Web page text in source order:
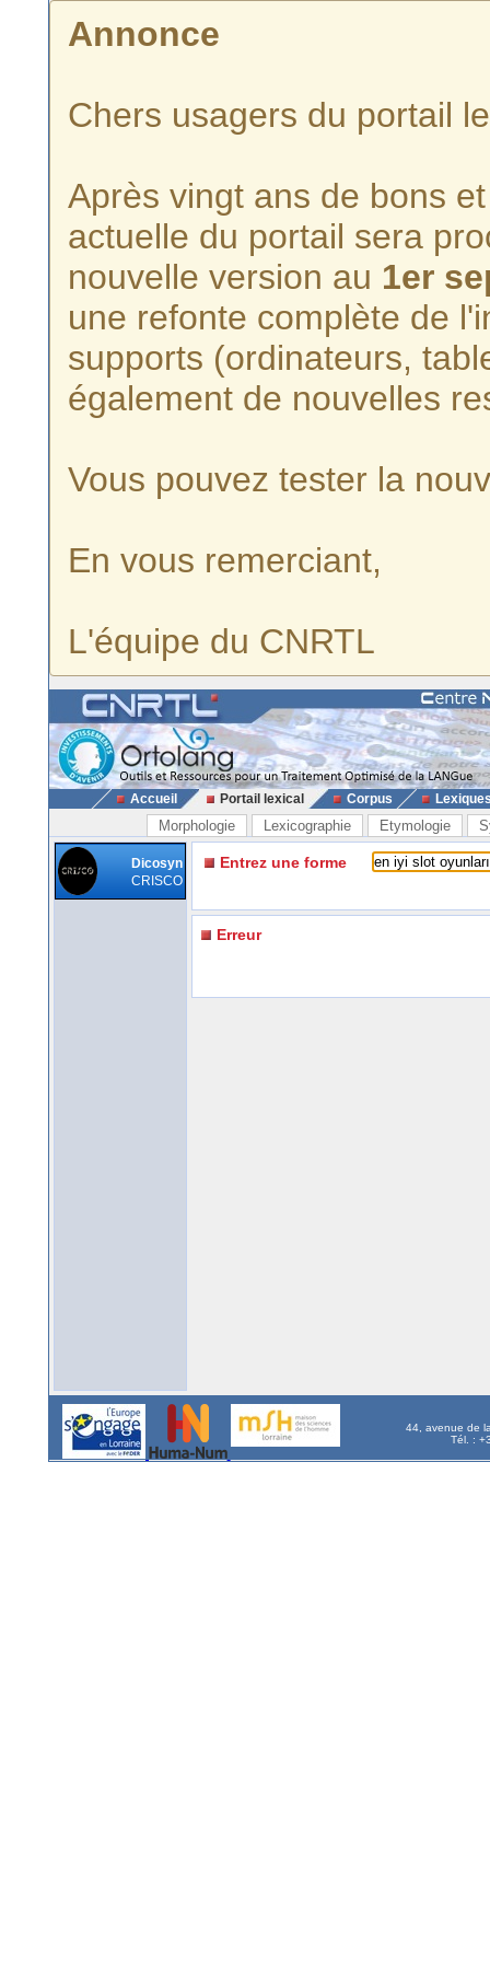
Annonce
Chers usagers du portail
Après vingt ans de bons
actuelle du portail sera
nouvelle version au 1er
une refonte complète de
supports (ordinateurs,
également de nouvelles
Vous pouvez tester la
En vous remerciant,
L'équipe du CNRTL
Accueil Portail lexical Corpus
Morphologie Lexicographie Etymologie
Dicosyn
CRISCO
Entrez une forme
Erreur
44, avenue de
Tél. :